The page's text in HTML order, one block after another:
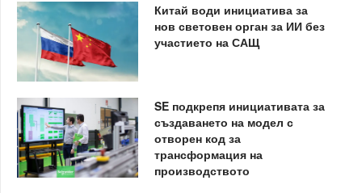
Китай води инициатива за
нов световен орган за ИИ без
участието на САЩ
SE подкрепя инициативата за
създаването на модел с
отворен код за
трансформация на
производството